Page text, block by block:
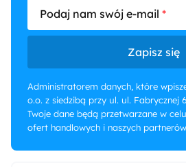
Podaj nam swój e-mail
Zapisz się
Administratorem danych, które
o.o. z siedzibą przy ul. ul. Fabrycznej
Twoje dane będą przetwarzane w
ofert handlowych i naszych